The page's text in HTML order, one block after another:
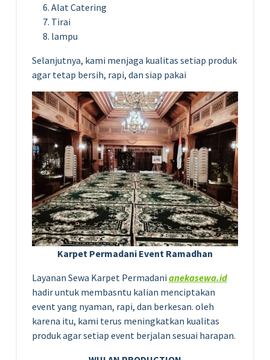
Alat Catering
Tirai
lampu
Selanjutnya, kami menjaga kualitas setiap produk
agar tetap bersih, rapi, dan siap pakai
Karpet Permadani Event Ramadhan
Layanan Sewa Karpet Permadani anekasewa.id
hadir untuk membasntu kalian menciptakan
event yang nyaman, rapi, dan berkesan. oleh
karena itu, kami terus meningkatkan kualitas
produk agar setiap event berjalan sesuai harapan.